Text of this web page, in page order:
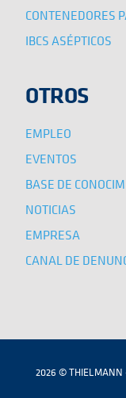
CONTENEDORES
IBCS ASÉPTICOS
OTROS
EMPLEO
EVENTOS
BASE DE
NOTICIAS
EMPRESA
CANAL DE
2026 © THIELMANN